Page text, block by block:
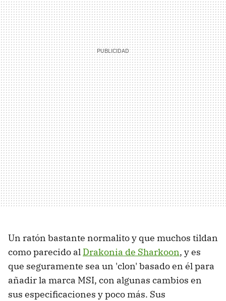
Un ratón bastante normalito y que muchos tildan
como parecido al Drakonia de Sharkoon, y es
que seguramente sea un 'clon' basado en él para
añadir la marca MSI, con algunas cambios en
sus especificaciones y poco más. Sus